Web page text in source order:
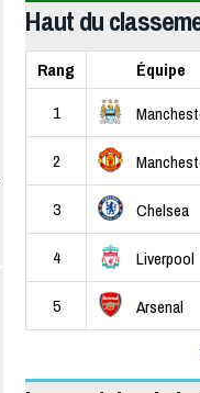
Haut du
Rang Équipe
1
2
3 Chelsea
4 Liverpool
5 Arsenal